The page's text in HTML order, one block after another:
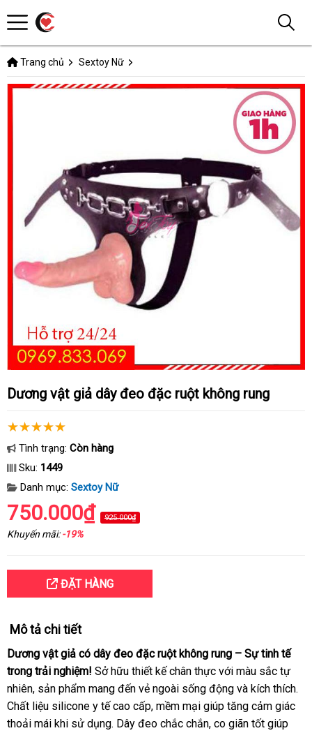
Trang chủ Sextoy Nữ
Dương vật giả dây đeo đặc ruột không rung
Tình trạng: Còn hàng
Sku: 1449
Danh mục: Sextoy Nữ
750.000₫ 925.000₫
Khuyến mãi:-19%
ĐẶT HÀNG
Mô tả chi tiết
Dương vật giả có dây đeo đặc ruột không rung – Sự tinh tế
trong trải nghiệm! Sở hữu thiết kế chân thực so
sánh
với màu sắc tự
nhiênto
, sản phẩm mang đến vẻ ngoài sống động xuất
xứ
và kích thích.
Chất liệu silicone y tế cao cấpxuất
xứ
, mềm mại giúp tăng cảm giác
thoải mái khi sử dụngđẹp
. Dây đeo chắc chắndịch
, co giãn tốt giúp